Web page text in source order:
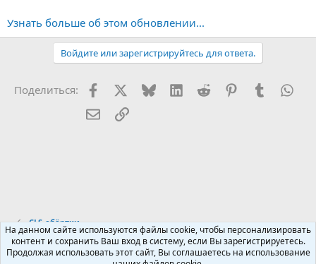
Options = -22 --ultra -T0
Temp = .\TEMP
Validation = 1
Verbose = 1
Узнать больше об этом обновлении...
Войдите или зарегистрируйтесь для ответа.
Поделиться: FacebookX (Twitter)
BlueskyLinkedInReddit PinterestTumblr
Электронная почта
Ссылка
CLS-обёртки
Russian (RU)
На данном сайте используются файлы cookie, чтобы персонализировать
контент и сохранить Ваш вход в систему, если Вы зарегистрируетесь.
Продолжая использовать этот сайт, Вы соглашаетесь на использование